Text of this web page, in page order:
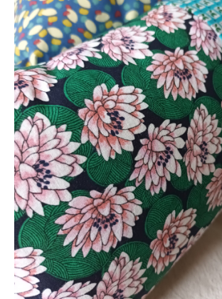
Les cousues trio vertical
Les cousues solo